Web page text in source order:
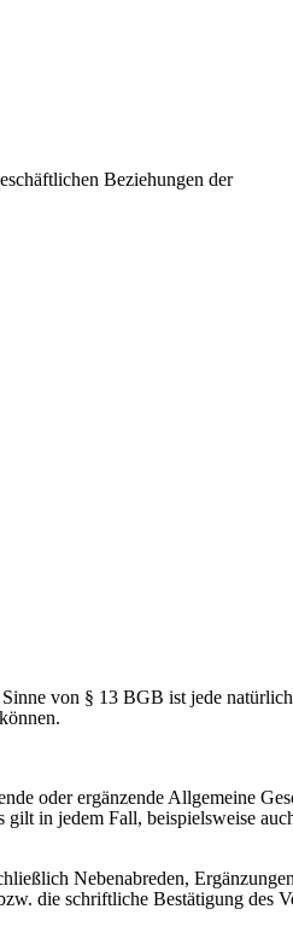
Beziehungen der
von § 13 BGB ist jede
oder ergänzende Allgemeine
in jedem Fall, beispielsweise
Nebenabreden,
die schriftliche Bestätigung des